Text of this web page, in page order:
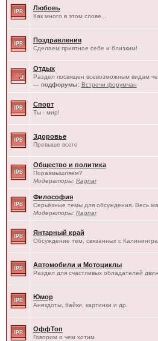
Любовь
Как много в этом слове...
Поздравления
Сделаем приятное себе и близким!
Отдых
Раздел посвящен всевозможным видам
— подфорумы: Встречи форумчан
Спорт
Ты - мир!
Здоровье
Превыше всего
Общество и политика
Поразмышляем?
Модераторы: Ragnar
Философия
Серьёзные темы для обсуждения. Весь
Модераторы: Ragnar
Янтарный край
Обсуждение тем, связанных с
Автомобили и Мотоциклы
Раздел для счастливых обладателей
Юмор
Анекдоты, байки, картинки и др.
ОффТоп
Говорим о чем хотим